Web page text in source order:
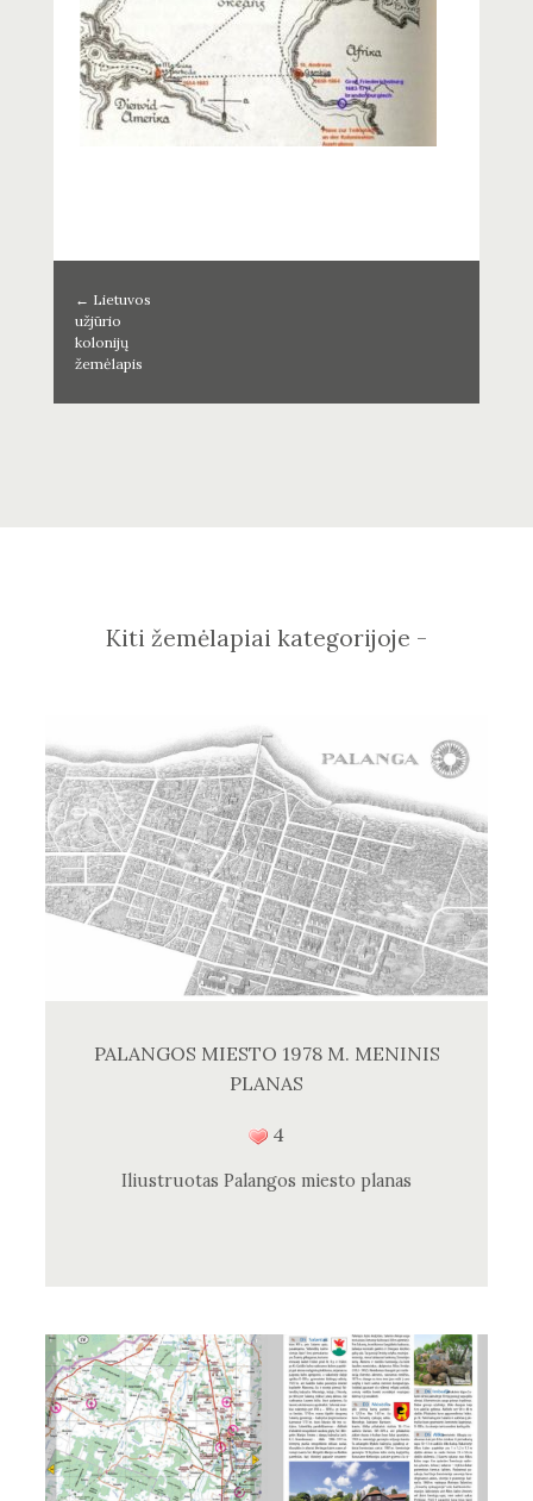
← Lietuvos
užjūrio
kolonijų
žemėlapis
Kiti žemėlapiai kategorijoje -
PALANGOS MIESTO 1978 M. MENINIS
PLANAS
4
Iliustruotas Palangos miesto planas